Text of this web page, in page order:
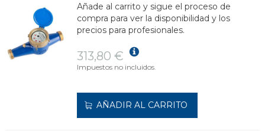
Añade al carrito y sigue el proceso de
compra para ver la disponibilidad y los
precios para profesionales.
313,80 €
Impuestos no incluidos.
AÑADIR AL CARRITO